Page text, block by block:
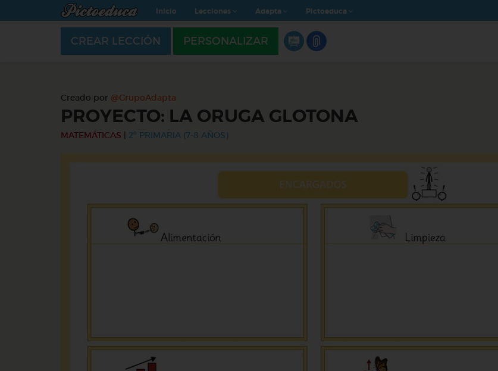
Inicio Lecciones Adapta Pictoeduca
CREAR LECCIÓN PERSONALIZAR
Creado por @GrupoAdapta
PROYECTO: LA ORUGA GLOTONA
MATEMÁTICAS 2º PRIMARIA (7-8 AÑOS)